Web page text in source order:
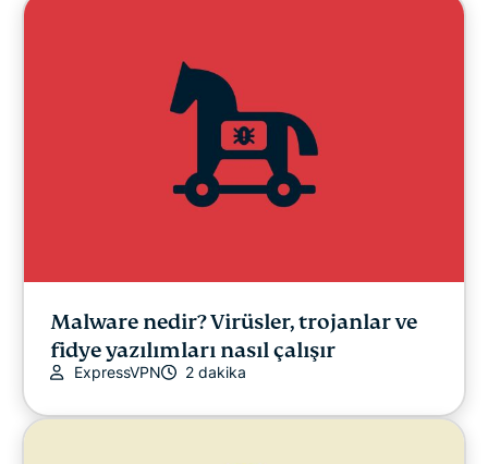
ExpressVPN for Teams
ExpressVPN Haberleri
EN YENİ
Diğer
Malware nedir? Virüsler, trojanlar ve
fidye yazılımları nasıl çalışır
ExpressVPN 2 dakika